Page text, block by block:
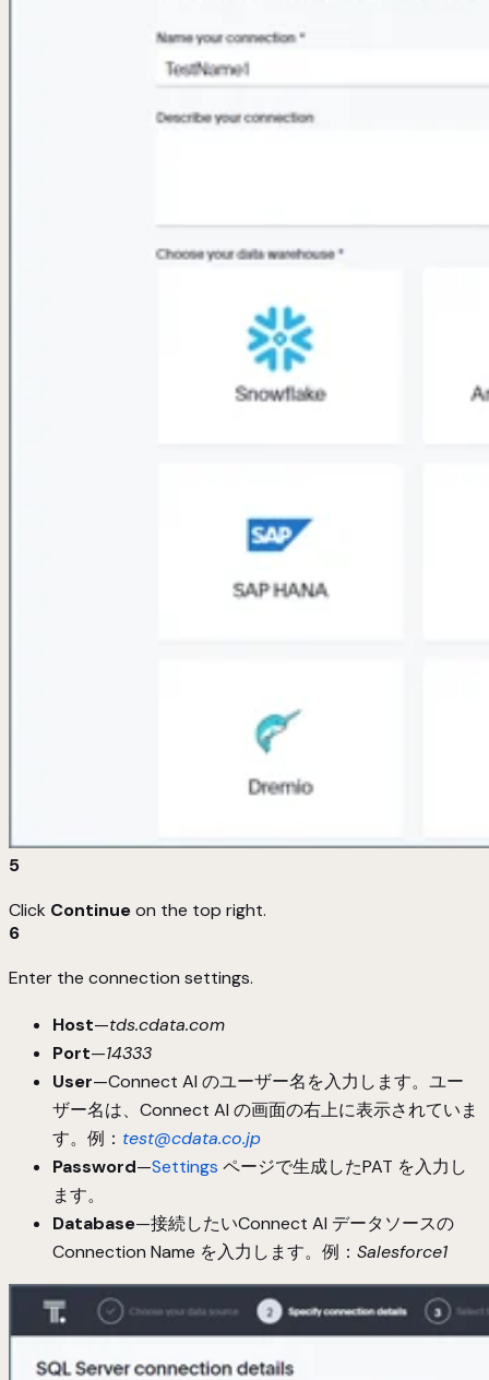
5
Click Continueon the top right.
6
Enter the connection settings.
Host—tds.cdata.com
Port—14333
User—Connect AI のユーザー名を入力します。ユー
ザー名は、Connect AI の画面の右上に表示されていま
す。例： test@cdata.co.jp
Password—Settings ページで生成したPAT を入力し
ます。
Database—接続したいConnect AI データソースの
Connection Name を入力します。例： Salesforce1